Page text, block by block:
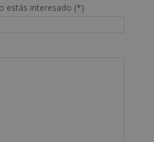
estás interesado (*)